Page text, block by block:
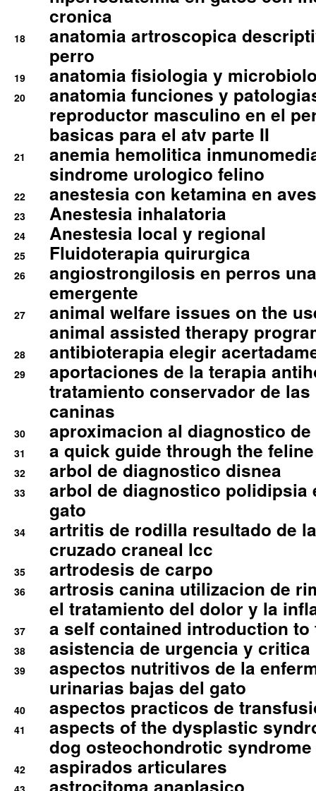
cronica
18
anatomia artroscopica
perro
19 anatomia fisiologia y
20
anatomia funciones y
reproductor masculino en el
basicas para el atv parte II
21
anemia hemolitica
sindrome urologico felino
22 anestesia con ketamina en
23 Anestesia inhalatoria
24 Anestesia local y regional
25 Fluidoterapia quirurgica
26
angiostrongilosis en perros
emergente
27
animal welfare issues on the
animal assisted therapy
28 antibioterapia elegir
29
aportaciones de la terapia
tratamiento conservador de
caninas
30 aproximacion al diagnostico
31 a quick guide through the
32 arbol de diagnostico disnea
33
arbol de diagnostico polidipsia
gato
34
artritis de rodilla resultado de
cruzado craneal lcc
35 artrodesis de carpo
36
artrosis canina utilizacion de
el tratamiento del dolor y la
37 a self contained introduction
38 asistencia de urgencia y
39
aspectos nutritivos de la
urinarias bajas del gato
40 aspectos practicos de
41
aspects of the dysplastic
dog osteochondrotic syndrome
42 aspirados articulares